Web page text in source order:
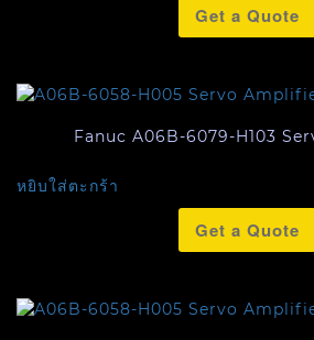
Get a Quote
Fanuc A06B-6079-H103
หยิบใส่ตะกร้า
Get a Quote